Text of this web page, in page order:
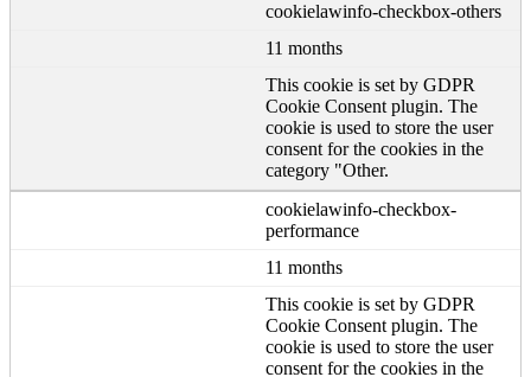
cookielawinfo-checkbox-others
11 months
This cookie is set by GDPR
Cookie Consent plugin. The
cookie is used to store the user
consent for the cookies in the
category "Other.
cookielawinfo-checkbox-
performance
11 months
This cookie is set by GDPR
Cookie Consent plugin. The
cookie is used to store the user
consent for the cookies in the